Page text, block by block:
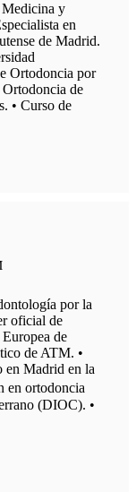
y
en
de Madrid.
Ortodoncia por
de
• Curso de
por la
oficial de
de
de ATM. •
en Madrid en la
ortodoncia
(DIOC). •